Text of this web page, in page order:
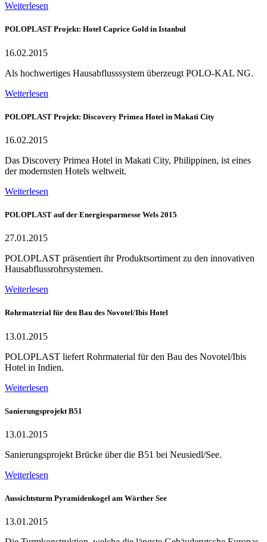
Weiterlesen
POLOPLAST Projekt: Hotel Caprice Gold in Istanbul
16.02.2015
Als hochwertiges Hausabflusssystem überzeugt POLO-KAL NG.
Weiterlesen
POLOPLAST Projekt: Discovery Primea Hotel in Makati City
16.02.2015
Das Discovery Primea Hotel in Makati City, Philippinen, ist eines
der modernsten Hotels weltweit.
Weiterlesen
POLOPLAST auf der Energiesparmesse Wels 2015
27.01.2015
POLOPLAST präsentiert ihr Produktsortiment zu den innovativen
Hausabflussrohrsystemen.
Weiterlesen
Rohrmaterial für den Bau des Novotel/Ibis Hotel
13.01.2015
POLOPLAST liefert Rohrmaterial für den Bau des Novotel/Ibis
Hotel in Indien.
Weiterlesen
Sanierungsprojekt B51
13.01.2015
Sanierungsprojekt Brücke über die B51 bei Neusiedl/See.
Weiterlesen
Aussichtsturm Pyramidenkogel am Wörther See
13.01.2015